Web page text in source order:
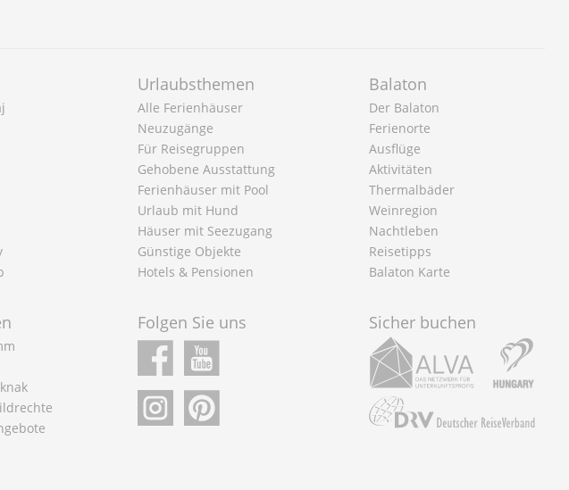
Urlaubsthemen
Alle Ferienhäuser
Neuzugänge
Für Reisegruppen
Gehobene Ausstattung
Ferienhäuser mit Pool
Urlaub mit Hund
Häuser mit Seezugang
Günstige Objekte
Hotels & Pensionen
Balaton
Der Balaton
Ferienorte
Ausflüge
Aktivitäten
Thermalbäder
Weinregion
Nachtleben
Reisetipps
Balaton Karte
Folgen Sie uns Sicher buchen